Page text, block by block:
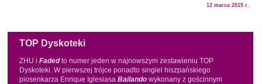
12 marca 2015 r.
TOP Dyskoteki
ZHU iFadedto numer jeden w najnowszym zestawieniu TOP
Dyskoteki. W pierwszej trójce ponadto singiel hiszpańskiego
piosenkarza Enrique IglesiasaBailando wykonany z gościnnym